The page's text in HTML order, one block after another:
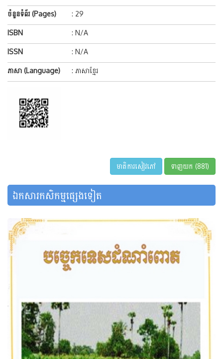
ចំនួនទំព័រ (Pages) : 29
ISBN : N/A
ISSN : N/A
ភាសា (Language) : ភាសាខ្មែរ
មាតិការសៀវភៅ ទាញយក (881)
ឯកសារកសិកម្មផ្សេងទៀត